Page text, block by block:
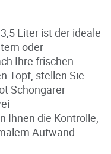
Liter ist der ideale
oder
Ihre frischen
Topf, stellen Sie
Schongarer
Ihnen die Kontrolle,
Aufwand